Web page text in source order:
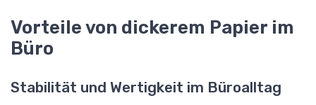
Vorteile von dickerem Papier im
Büro
Stabilität und Wertigkeit im Büroalltag